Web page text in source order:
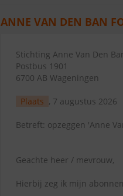
ANNE VAN DEN BAN
Stichting Anne Van Den
Postbus 1901
6700 AB Wageningen
Plaats , 7 augustus 2026
Betreft: opzeggen 'Anne
Geachte heer / mevrouw,
Hierbij zeg ik mijn